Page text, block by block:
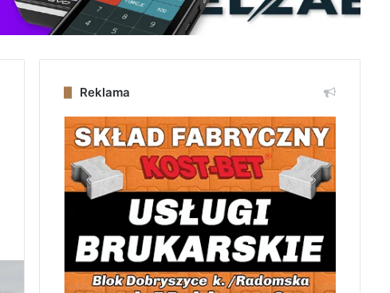
Reklama